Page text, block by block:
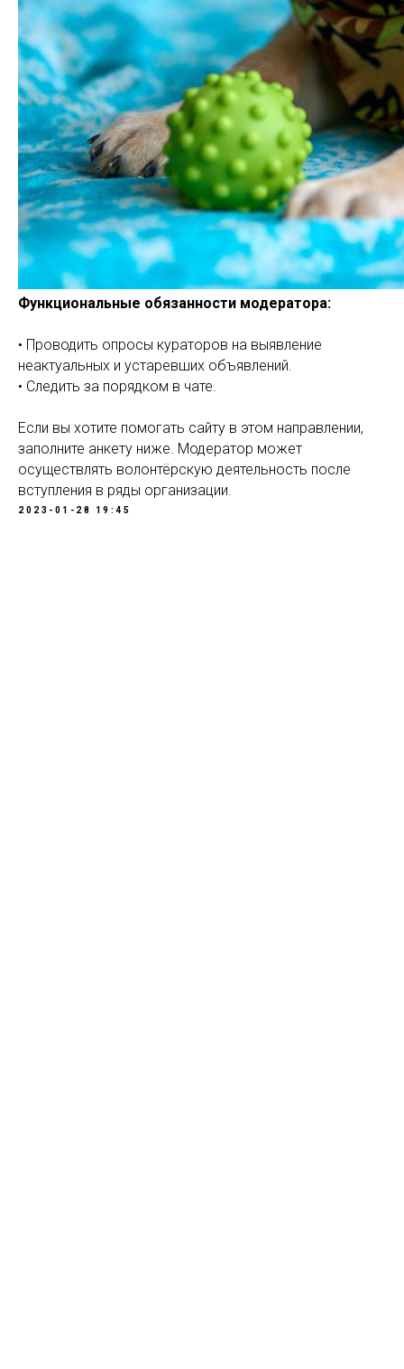
Функциональные обязанности модератора:
• Проводить опросы кураторов на выявление
неактуальных и устаревших объявлений.
• Следить за порядком в чате.
Если вы хотите помогать сайту в этом направлении,
заполните анкету ниже. Модератор может
осуществлять волонтёрскую деятельность после
вступления в ряды организации.
2023-01-28 19:45